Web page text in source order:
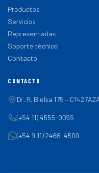
Productos
Servicios
Representadas
Soporte técnico
Contacto
CONTACTO
Dr. R. Bielsa 175 –
(+54 11) 4555-0055
(+54 9 11) 2466-4500